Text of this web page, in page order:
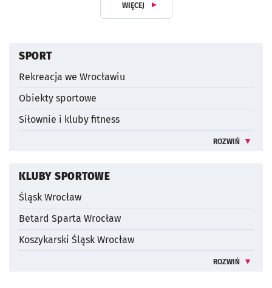
WIĘCEJ Z DZIAŁUSPORT I REKREACJA
SPORT
Rekreacja we Wrocławiu
Obiekty sportowe
Siłownie i kluby fitness
ROZWIŃ
KLUBY SPORTOWE
Śląsk Wrocław
Betard Sparta Wrocław
Koszykarski Śląsk Wrocław
ROZWIŃ